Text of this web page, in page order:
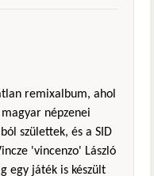
remixalbum, ahol
népzenei
születtek, és a SID
'vincenzo' László
egy játék is készült